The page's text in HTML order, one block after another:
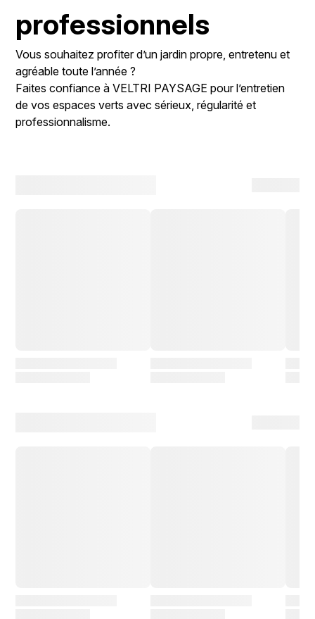
professionnels
Vous souhaitez profiter d’un jardin propre, entretenu et
agréable toute l’année ?
Faites confiance àVELTRI PAYSAGEpour l’entretien
de vos espaces verts avec sérieux, régularité et
professionnalisme.